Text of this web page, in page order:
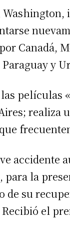
gratis
correo electrónico*
Canadá,
y
películas
realiza
accidente
la
su
el